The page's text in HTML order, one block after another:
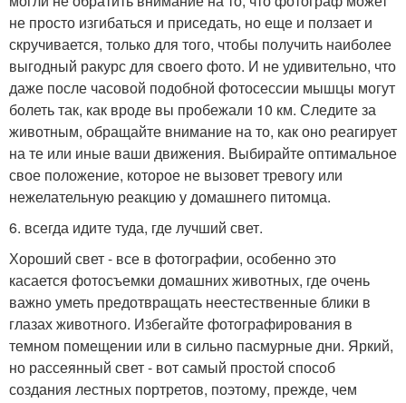
не просто изгибаться и приседать, но еще и ползает и
скручивается, только для того, чтобы получить наиболее
выгодный ракурс для своего фото. И не удивительно, что
даже после часовой подобной фотосессии мышцы могут
болеть так, как вроде вы пробежали 10 км. Следите за
животным, обращайте внимание на то, как оно реагирует
на те или иные ваши движения. Выбирайте оптимальное
свое положение, которое не вызовет тревогу или
нежелательную реакцию у домашнего питомца.
6. всегда идите туда, где лучший свет.
Хороший свет - все в фотографии, особенно это
касается фотосъемки домашних животных, где очень
важно уметь предотвращать неестественные блики в
глазах животного. Избегайте фотографирования в
темном помещении или в сильно пасмурные дни. Яркий,
но рассеянный свет - вот самый простой способ
создания лестных портретов, поэтому, прежде, чем